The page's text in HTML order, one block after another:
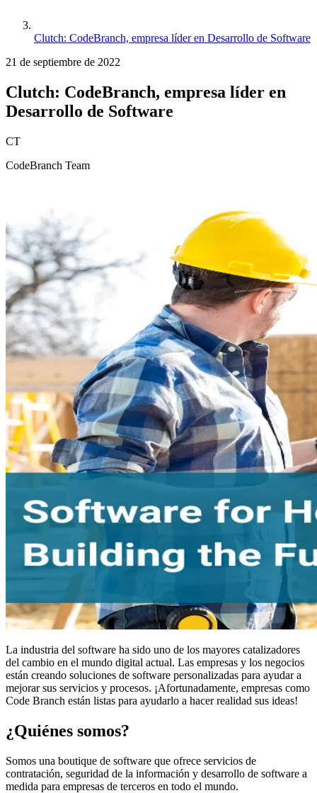
Clutch: CodeBranch, empresa líder en Desarrollo de Software
21 de septiembre de 2022
Clutch: CodeBranch, empresa líder en
Desarrollo de Software
CT
CodeBranch Team
La industria del software ha sido uno de los mayores catalizadores
del cambio en el mundo digital actual. Las empresas y los negocios
están creando soluciones de software personalizadas para ayudar a
mejorar sus servicios y procesos. ¡Afortunadamente, empresas como
Code Branch están listas para ayudarlo a hacer realidad sus ideas!
¿Quiénes somos?
Somos una boutique de software que ofrece servicios de
contratación, seguridad de la información y desarrollo de software a
medida para empresas de terceros en todo el mundo.